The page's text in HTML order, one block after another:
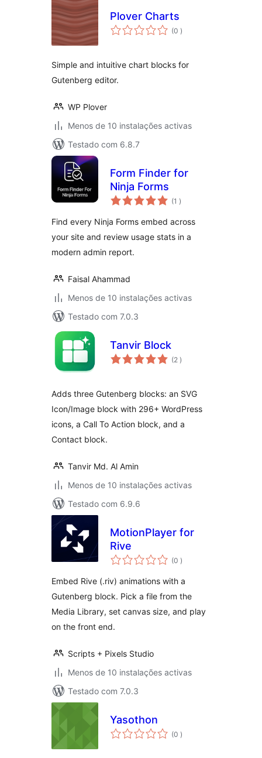
Plover Charts
(0 classificações
)
Simple and intuitive chart blocks for
Gutenberg editor.
WP Plover
Menos de 10 instalações activas
Testado com 6.8.7
Form Finder for
Ninja Forms
(1 classificações
)
Find every Ninja Forms embed across
your site and review usage stats in a
modern admin report.
Faisal Ahammad
Menos de 10 instalações activas
Testado com 7.0.3
Tanvir Block
(2 classificações
)
Adds three Gutenberg blocks: an SVG
Icon/Image block with 296+ WordPress
icons, a Call To Action block, and a
Contact block.
Tanvir Md. Al Amin
Menos de 10 instalações activas
Testado com 6.9.6
MotionPlayer for
Rive
(0 classificações
)
Embed Rive (.riv) animations with a
Gutenberg block. Pick a file from the
Media Library, set canvas size, and play
on the front end.
Scripts + Pixels Studio
Menos de 10 instalações activas
Testado com 7.0.3
Yasothon
(0 classificações
)